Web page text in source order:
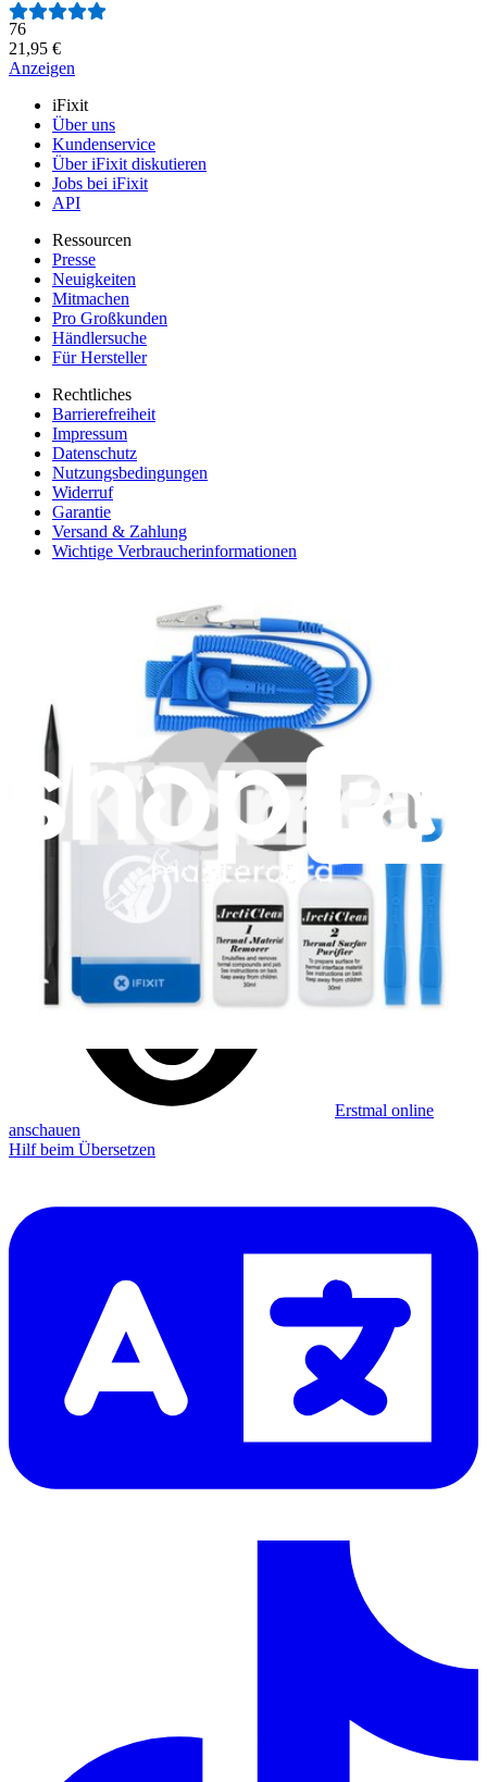
Anzahl der Bewertungen:
76
21,95 €
Anzeigen
iFixit
Über uns
Kundenservice
Über iFixit diskutieren
Jobs bei iFixit
API
Ressourcen
Presse
Neuigkeiten
Mitmachen
Pro Großkunden
Händlersuche
Für Hersteller
Rechtliches
Barrierefreiheit
Impressum
Datenschutz
Nutzungsbedingungen
Widerruf
Garantie
Versand & Zahlung
Wichtige Verbraucherinformationen
App downloaden
Abonniere unseren Newsletter
Lerne jede Woche etwas Neues
Erstmal online
anschauen
Hilf beim Übersetzen